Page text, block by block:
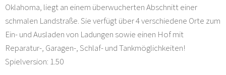
Oklahoma, liegt an einem überwucherten Abschnitt einer
schmalen Landstraße. Sie verfügt über 4 verschiedene Orte zum
Ein- und Ausladen von Ladungen sowie einen Hof mit
Reparatur-, Garagen-, Schlaf- und Tankmöglichkeiten!
Spielversion: 1.50